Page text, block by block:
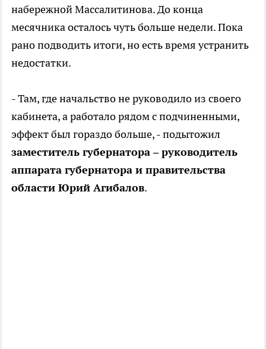
набережной Массалитинова. До конца
месячника осталось чуть больше недели. Пока
рано подводить итоги, но есть время устранить
недостатки.
- Там, где начальство не руководило из своего
кабинета, а работало рядом с подчиненными,
эффект был гораздо больше, - подытожил
заместитель губернатора – руководитель
аппарата губернатора и правительства
области Юрий Агибалов.